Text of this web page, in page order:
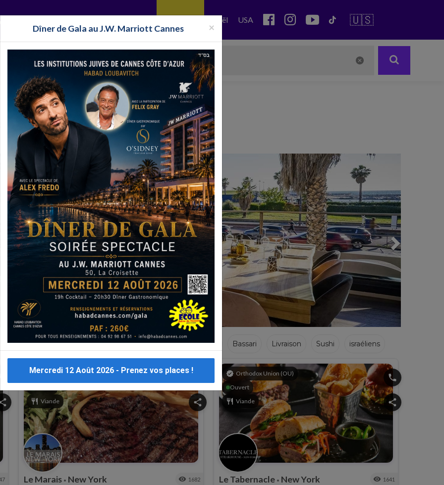
Israël USA 🇺🇸
Halavi Bassari
Cacher New York Restaurant Cacher New York
L'application Nouveaux restaurants Halavi Pizza Bassari Livraison Sushi israéliens
verified Orthodox Union (OU)
restaurant Viande share
Le Marais • New York visibility 1682
verified Orthodox Union (OU)
Ouvert
restaurant Viande
phone
share
Le Tabernacle • New York visibility 1641
×
Dîner de Gala au J.W. Marriott Cannes
Mercredi 12 Août 2026 - Prenez vos places !